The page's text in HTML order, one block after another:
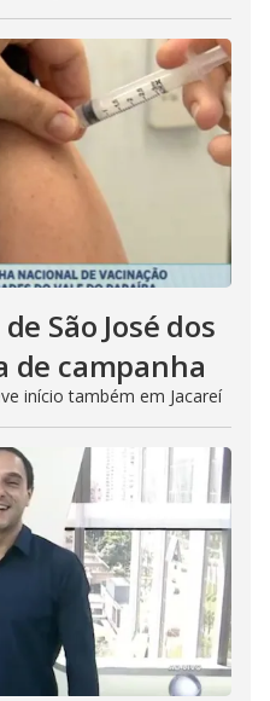
São José dos
de campanha
início também em Jacareí